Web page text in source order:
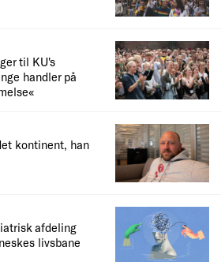
til KU's
handler på
kontinent, han
afdeling
livsbane